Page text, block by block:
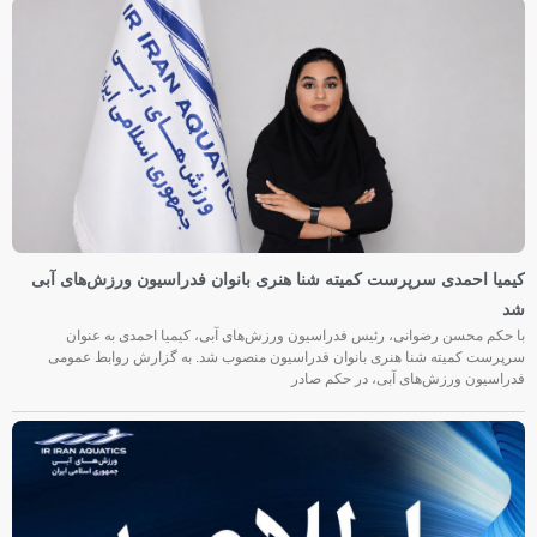
احمدی سرپرست کمیته شنا هنری بانوان فدراسیون ورزش‌های آبی
محسن رضوانی، رئیس فدراسیون ورزش‌های آبی، کیمیا احمدی به عنوان
کمیته شنا هنری بانوان فدراسیون منصوب شد. به گزارش روابط عمومی
ورزش‌های آبی، در حکم صادر